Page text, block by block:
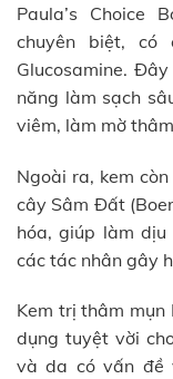
Paula’s Choice
chuyên biệt, có
Glucosamine.
năng làm sạch
viêm, làm mờ
Ngoài ra, kem
cây Sâm Đất
hóa, giúp làm
các tác nhân gây
Kem trị thâm mụn
dụng tuyệt vời
và da có vấn đề